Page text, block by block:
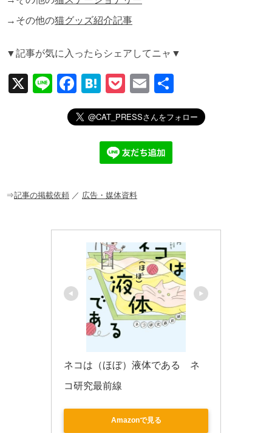
→その他の猫グッズ紹介記事
▼記事が気に入ったらシェアしてニャ▼
X
Li
F
a
c
o
H
at
e
n
a
P
o
ck
et
E
m
ail
有
⇒記事の掲載依頼 ／ 広告・媒体資料
ネコは（ほぼ）液体である　ネ
コ研究最前線
Amazonで見る